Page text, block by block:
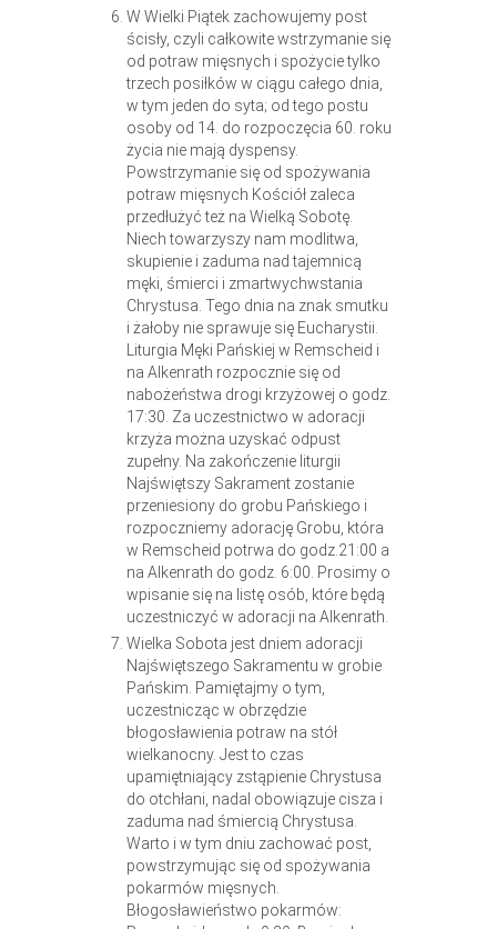
W Wielki Piątek zachowujemy post
ścisły, czyli całkowite wstrzymanie się
od potraw mięsnych i spożycie tylko
trzech posiłków w ciągu całego dnia,
w tym jeden do syta; od tego postu
osoby od 14. do rozpoczęcia 60. roku
życia nie mają dyspensy.
Powstrzymanie się od spożywania
potraw mięsnych Kościół zaleca
przedłużyć też na Wielką Sobotę.
Niech towarzyszy nam modlitwa,
skupienie i zaduma nad tajemnicą
męki, śmierci i zmartwychwstania
Chrystusa. Tego dnia na znak smutku
i żałoby nie sprawuje się Eucharystii.
Liturgia Męki Pańskiej w Remscheid i
na Alkenrath rozpocznie się od
nabożeństwa drogi krzyżowej o godz.
17:30. Za uczestnictwo w adoracji
krzyża można uzyskać odpust
zupełny. Na zakończenie liturgii
Najświętszy Sakrament zostanie
przeniesiony do grobu Pańskiego i
rozpoczniemy adorację Grobu, która
w Remscheid potrwa do godz.21:00 a
na Alkenrath do godz. 6:00. Prosimy o
wpisanie się na listę osób, które będą
uczestniczyć w adoracji na Alkenrath.
Wielka Sobota jest dniem adoracji
Najświętszego Sakramentu w grobie
Pańskim. Pamiętajmy o tym,
uczestnicząc w obrzędzie
błogosławienia potraw na stół
wielkanocny. Jest to czas
upamiętniający zstąpienie Chrystusa
do otchłani, nadal obowiązuje cisza i
zaduma nad śmiercią Chrystusa.
Warto i w tym dniu zachować post,
powstrzymując się od spożywania
pokarmów mięsnych.
Błogosławieństwo pokarmów: